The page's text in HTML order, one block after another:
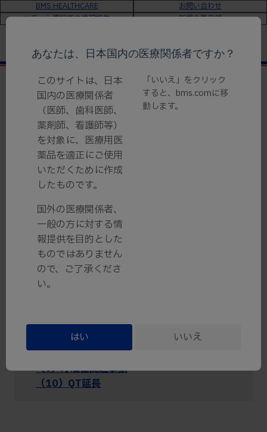
BMS HEALTHCARE
お問い合わせ
リモート面談での情報提供
新規会員登録
＞適正使用情報
＞ 6. 注意すべき事象とその
適正使用情報
6. 注意すべき事象とその対策
（1）感染症（進行性多巣性白質脳症を含
む）
（2）黄斑浮腫
（3）徐脈性不整脈（伝導障害を含む）
（4）リンパ球数減少
（6）悪性腫瘍
（7）可逆性後白質脳症症候群
（8）血栓塞栓症
（9）呼吸器関連事象
（10）QT延長
あなたは、日本国内の医療関係者ですか？
このサイトは、日本
国内の医療関係者
（医師、歯科医師、
薬剤師、看護師等）
を対象に、医療用医
薬品を適正にご使用
いただくために作成
したものです。
国外の医療関係者、
一般の方に対する情
報提供を目的とした
ものではありません
ので、ご了承くださ
い。
「いいえ」をクリック
すると、bms.comに移
動します。
はい いいえ